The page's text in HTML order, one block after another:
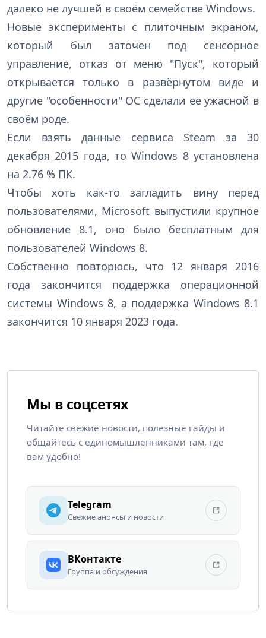
далеко не лучшей в своём семействе Windows.
Новые эксперименты с плиточным экраном,
который был заточен под сенсорное
управление, отказ от меню "Пуск", который
открывается только в развёрнутом виде и
другие "особенности" ОС сделали её ужасной в
своём роде.
Если взять данные сервиса Steam за 30
декабря 2015 года, то Windows 8 установлена
на 2.76 % ПК.
Чтобы хоть как-то загладить вину перед
пользователями, Microsoft выпустили крупное
обновление 8.1, оно было бесплатным для
пользователей Windows 8.
Собственно повторюсь, что 12 января 2016
года закончится поддержка операционной
системы Windows 8, а поддержка Windows 8.1
закончится 10 января 2023 года.
Мы в соцсетях
Читайте свежие новости, полезные гайды и
общайтесь с единомышленниками там, где
вам удобно!
Telegram
Свежие анонсы и новости
ВКонтакте
Группа и обсуждения